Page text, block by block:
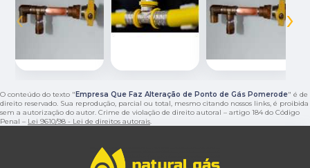
‹ ›
O conteúdo do texto " Empresa Que Faz Alteração de Ponto de Gás Pomerode" é de
direito reservado. Sua reprodução, parcial ou total, mesmo citando nossos links, é proibida
sem a autorização do autor. Crime de violação de direito autoral – artigo 184 do Código
Penal – Lei 9610/98 - Lei de direitos autorais.